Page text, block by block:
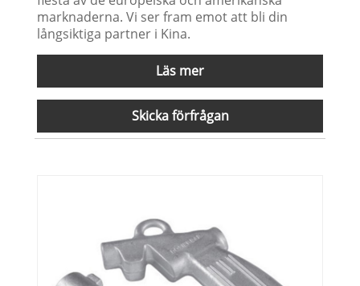
marknaderna. Vi ser fram emot att bli din
långsiktiga partner i Kina.
Läs mer
Skicka förfrågan